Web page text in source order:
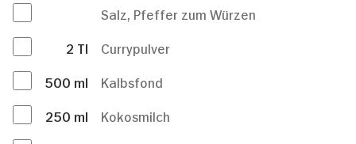
Salz, Pfeffer zum Würzen
2 Tl
Currypulver
500 ml
Kalbsfond
250 ml
Kokosmilch